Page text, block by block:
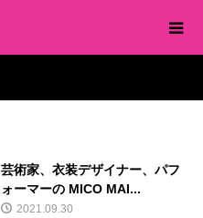
芸術家、衣装デザイナー、パフ
ォーマーの MICO MAI...
2021.09.30